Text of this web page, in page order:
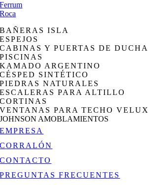
Ferrum
Roca
BAÑERAS ISLA
ESPEJOS
CABINAS Y PUERTAS DE DUCHA
PISCINAS
KAMADO ARGENTINO
CÉSPED SINTÉTICO
PIEDRAS NATURALES
ESCALERAS PARA ALTILLO
CORTINAS
VENTANAS PARA TECHO VELUX
JOHNSON AMOBLAMIENTOS
EMPRESA
CORRALÓN
CONTACTO
PREGUNTAS FRECUENTES